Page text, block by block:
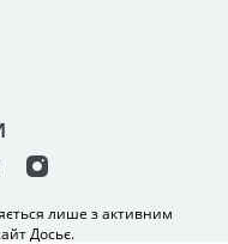
лише з активним
Досьє.